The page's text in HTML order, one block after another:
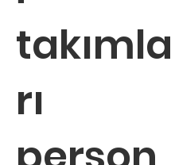
takımla
rı